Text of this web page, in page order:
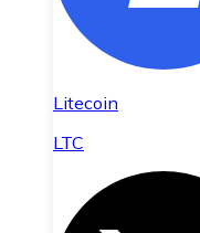
Litecoin
LTC